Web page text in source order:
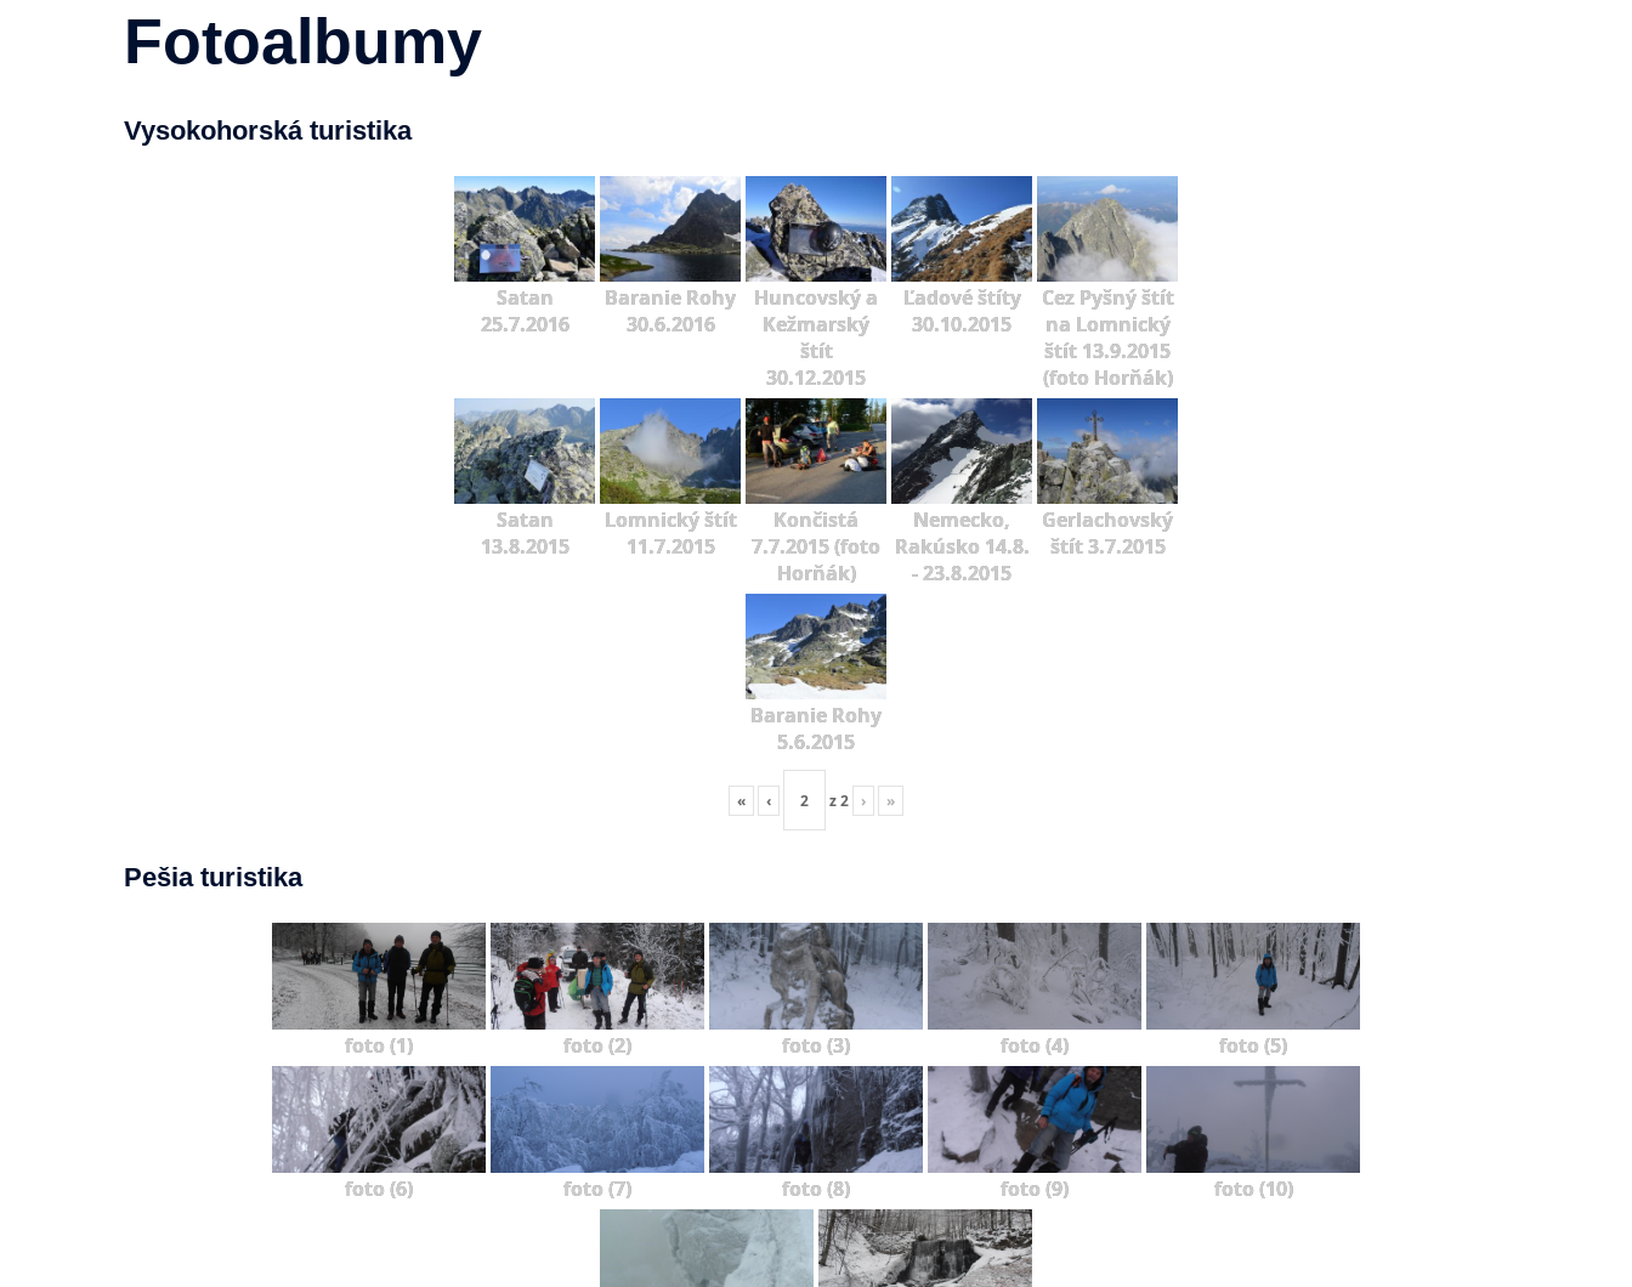
Fotoalbumy
Vysokohorská turistika
Satan
25.7.2016
Baranie Rohy
30.6.2016
Huncovský a
Kežmarský
štít
30.12.2015
Ľadové štíty
30.10.2015
Cez Pyšný štít
na Lomnický
štít 13.9.2015
(foto Horňák)
Satan
13.8.2015
Lomnický štít
11.7.2015
Končistá
7.7.2015 (foto
Horňák)
Nemecko,
Rakúsko 14.8.
- 23.8.2015
Gerlachovský
štít 3.7.2015
Baranie Rohy
5.6.2015
« ‹ z2 › »
Pešia turistika
foto (1) foto (2) foto (3) foto (4) foto (5)
foto (6) foto (7) foto (8) foto (9) foto (10)